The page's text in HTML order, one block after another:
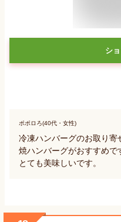
シ
ポポロろ(40代・女性)
冷凍ハンバーグのお取り寄
焼ハンバーグがおすすめ
とても美味しいです。